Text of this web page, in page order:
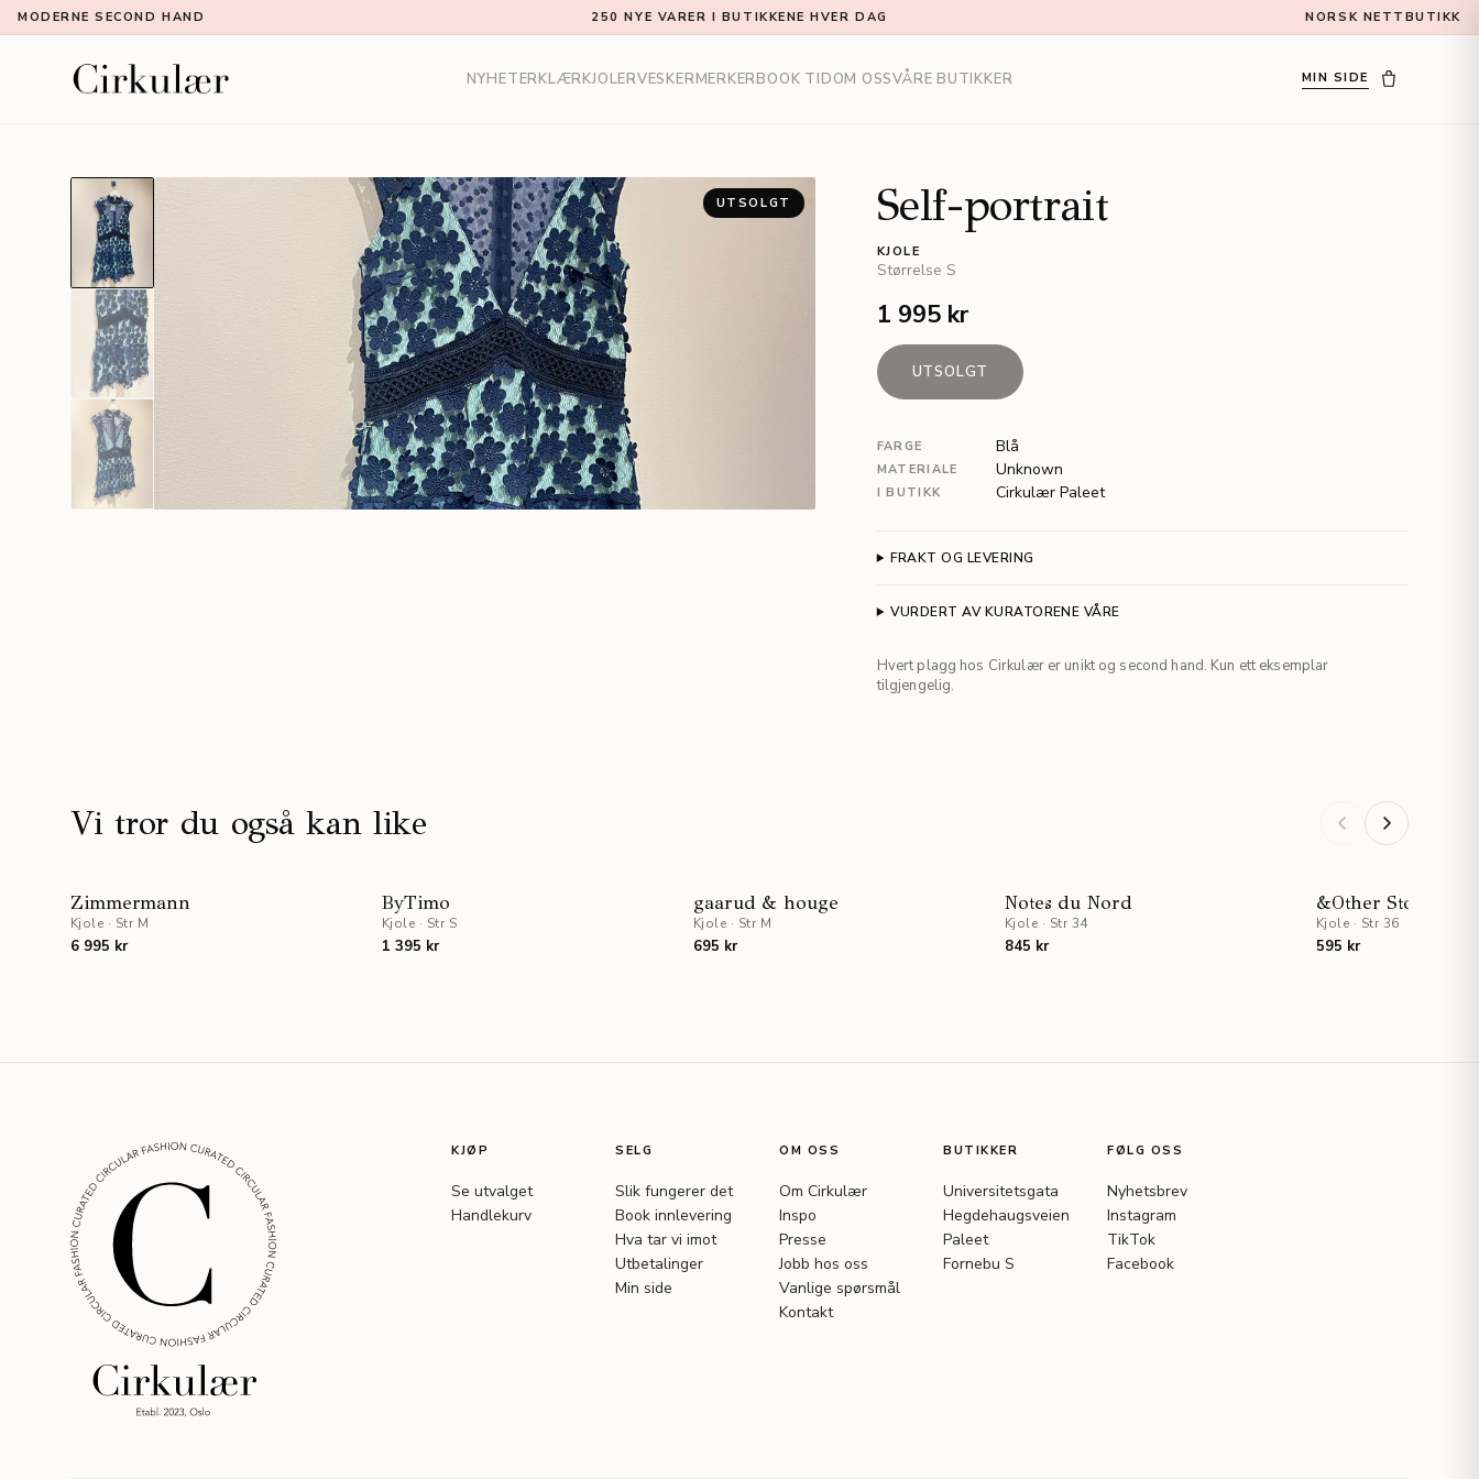
MODERNE SECOND HAND 250 NYE VARER I BUTIKKENE HVER DAG NORSK NETTBUTIKK
NYHETERKLÆRKJOLERVESKERMERKERBOOK TIDOM OSSVÅRE BUTIKKER MIN SIDE
UTSOLGT Self-portrait
KJOLE
Størrelse S
1 995 kr
UTSOLGT
FARGE Blå
MATERIALE Unknown
I BUTIKK Cirkulær Paleet
FRAKT OG LEVERING
VURDERT AV KURATORENE VÅRE
Hvert plagg hos Cirkulær er unikt og second hand. Kun ett eksemplar
tilgjengelig.
Vi tror du også kan like
Zimmermann
Kjole · Str M
6 995 kr
ByTimo
Kjole · Str S
1 395 kr
gaarud & houge
Kjole · Str M
695 kr
Notes du Nord
Kjole · Str 34
845 kr
&Other Stories
Kjole · Str 36
595 kr
KJØP
Se utvalget
Handlekurv
SELG
Slik fungerer det
Book innlevering
Hva tar vi imot
Utbetalinger
Min side
OM OSS
Om Cirkulær
Inspo
Presse
Jobb hos oss
Vanlige spørsmål
Kontakt
BUTIKKER
Universitetsgata
Hegdehaugsveien
Paleet
Fornebu S
FØLG OSS
Nyhetsbrev
Instagram
TikTok
Facebook